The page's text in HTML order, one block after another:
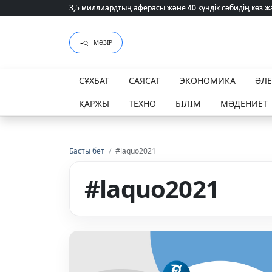
3,5 миллиардтың аферасы және 40 күндік сәбидің
3,5 миллиардтың аферасы және 40 күндік сәбидің
МӘЗІР
СҰХБАТ САЯСАТ ЭКОНОМИКА
ҚАРЖЫ
ТЕХНО БІЛІМ МӘДЕНИЕТ
Басты бет / #laquo2021
#laquo2021